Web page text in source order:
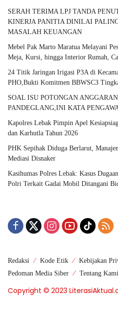
SERAH TERIMA LPJ TANDA
KINERJA PANITIA DINILAI
MASALAH KEUANGAN
Mebel Pak Marto Maratua Melayani
Meja, Kursi, hingga Interior Rumah,
24 Titik Jaringan Irigasi P3A di
PHO,Bukti Komitmen BBWSC3
SOAL ISU POTONGAN
PANDEGLANG,INI KATA
Kapolres Lebak Pimpin Apel
dan Karhutla Tahun 2026
PHK Sepihak Diduga Berlarut,
Mediasi Disnaker
Kasihumas Polres Lebak: Kasus
Polri Terkait Gadai Mobil Ditangani
Redaksi Kode Etik Kebijakan
Pedoman Media Siber
Tentang Kami
Copyright © 2023